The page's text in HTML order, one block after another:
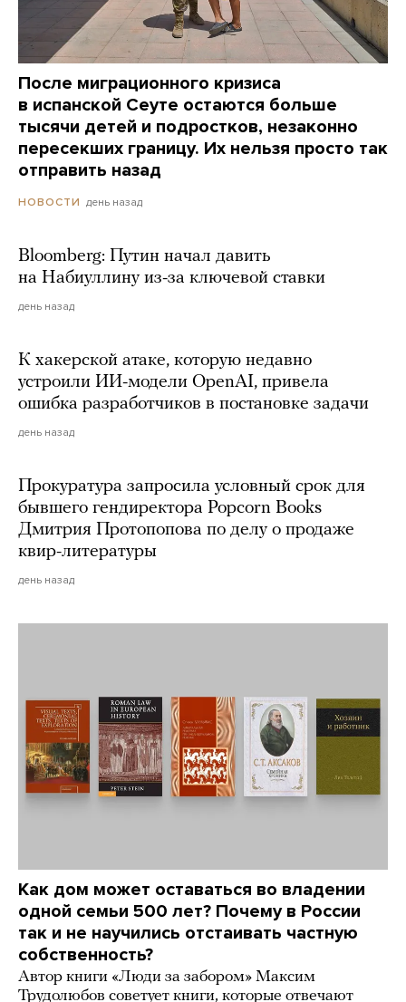
После миграционного кризиса
в испанской Сеуте остаются больше
тысячи детей и подростков, незаконно
пересекших границу. Их нельзя просто так
отправить назад
НОВОСТИ день назад
Bloomberg: Путин начал давить
на Набиуллину из-за ключевой ставки
день назад
К хакерской атаке, которую недавно
устроили ИИ-модели OpenAI, привела
ошибка разработчиков в постановке задачи
день назад
Прокуратура запросила условный срок для
бывшего гендиректора Popcorn Books
Дмитрия Протопопова по делу о продаже
квир-литературы
день назад
Как дом может оставаться во владении
одной семьи 500 лет? Почему в России
так и не научились отстаивать частную
собственность?
Автор книги «Люди за забором» Максим
Трудолюбов советует книги, которые отвечают